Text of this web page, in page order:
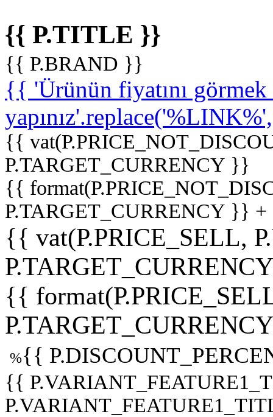
{{ P.TITLE }}
{{ P.BRAND }}
{{ 'Ürünün fiyatını
{{
P.TARGET_CURRENCY }}
{{
P.TARGET_CURRENCY }}
{{ vat(P.PRICE_SELL,
{{
%{{
{{